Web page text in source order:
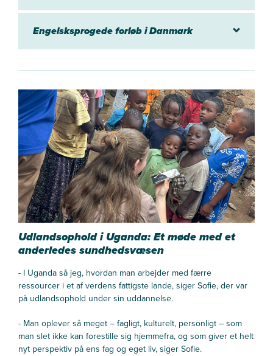
Engelsksprogede forløb i Danmark
Udlandsophold i Uganda: Et møde med et
anderledes sundhedsvæsen
- I Uganda så jeg, hvordan man arbejder med færre
ressourcer i et af verdens fattigste lande, siger Sofie, der var
på udlandsophold under sin uddannelse.
- Man oplever så meget – fagligt, kulturelt, personligt – som
man slet ikke kan forestille sig hjemmefra, og som giver et helt
nyt perspektiv på ens fag og eget liv, siger Sofie.